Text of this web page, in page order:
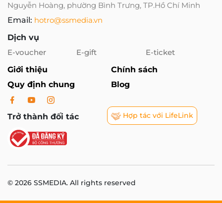
Nguyễn Hoàng, phường Bình Trưng, TP.Hồ Chí Minh
Email: hotro@ssmedia.vn
Dịch vụ
E-voucher
E-gift
E-ticket
Giới thiệu
Chính sách
Quy định chung
Blog
Trở thành đối tác Hợp tác với LifeLink
© 2026 SSMEDIA. All rights reserved